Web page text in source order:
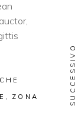
ZONA
SUCCESSIVO